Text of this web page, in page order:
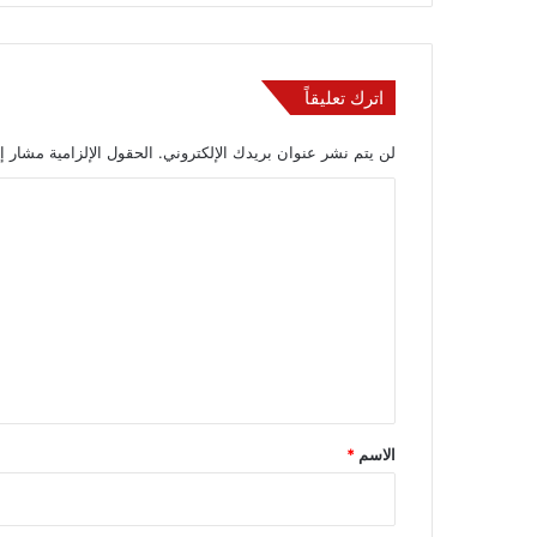
اترك تعليقاً
لن يتم نشر عنوان بريدك الإلكتروني. الحقول الإلزامية مشار
*
الاسم *